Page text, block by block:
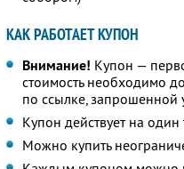
КАК РАБОТАЕТ КУПОН
Внимание! Купон —
стоимость необходимо
по ссылке, запрошенной
Купон действует на
Можно купить